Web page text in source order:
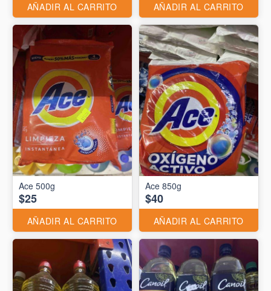
AÑADIR AL CARRITO AÑADIR AL CARRITO
Ace 500g
$25
AÑADIR AL CARRITO
Ace 850g
$40
AÑADIR AL CARRITO